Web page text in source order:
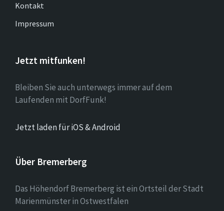
Kontakt
Impressum
Jetzt mitfunken!
Bleiben Sie auch unterwegs immer auf dem
Laufenden mit DorfFunk!
Jetzt laden für iOS & Android
Über Bremerberg
Das Höhendorf Bremerberg ist ein Ortsteil der Stadt
Marienmünster in Ostwestfalen